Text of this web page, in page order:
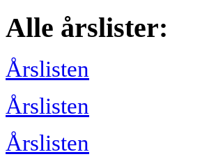
Alle årslister:
Årslisten
Årslisten
Årslisten